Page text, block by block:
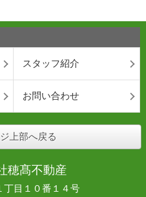
スタッフ紹介
お問い合わせ
上部へ戻る
穂髙不動産
丁目１０番１４号